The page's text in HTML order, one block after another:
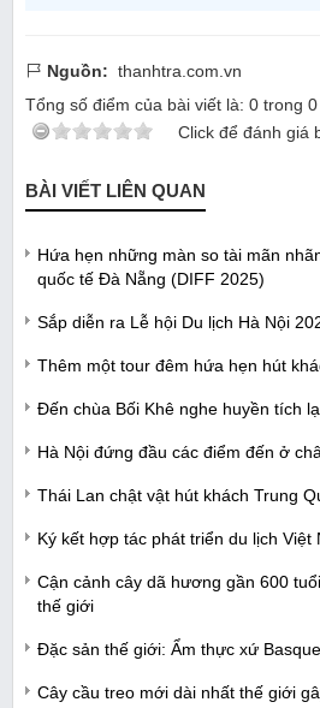
Nguồn: thanhtra.com.vn
Tổng số điểm của bài viết là: 0 trong 0
Click để đánh giá
BÀI VIẾT LIÊN QUAN
Hứa hẹn những màn so tài mãn
quốc tế Đà Nẵng (DIFF 2025)
Sắp diễn ra Lễ hội Du lịch Hà Nội
Thêm một tour đêm hứa hẹn hút
Đến chùa Bối Khê nghe huyền tích
Hà Nội đứng đầu các điểm đến ở
Thái Lan chật vật hút khách Trung
Ký kết hợp tác phát triển du lịch Việt
Cận cảnh cây dã hương gần 600
thế giới
Đặc sản thế giới: Ẩm thực xứ Basque
Cây cầu treo mới dài nhất thế giới